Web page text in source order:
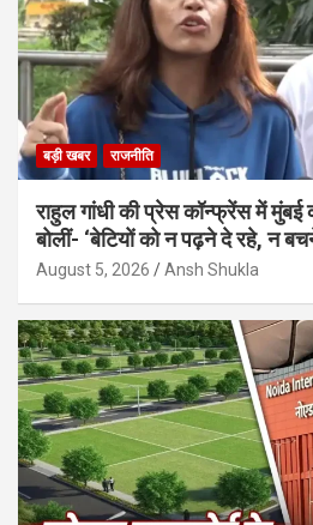
बड़ी खबर राजनीति
राहुल गांधी की प्रेस कॉन्फ्रेंस में मुंबई
बोलीं- ‘बेटियों को न पढ़ने दे रहे, न
August 5, 2026 Ansh Shukla